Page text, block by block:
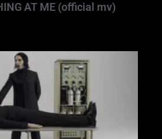
AT ME (official mv)